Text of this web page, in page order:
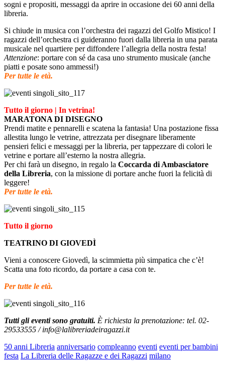
sogni e propositi, messaggi da aprire in occasione dei 60 anni della
libreria.
Si chiude in musica con l’orchestra dei ragazzi del Golfo Mistico! I
ragazzi dell’orchestra ci guideranno fuori dalla libreria in una parata
musicale nel quartiere per diffondere l’allegria della nostra festa!
Attenzione: portare con sé da casa uno strumento musicale (anche
piatti e posate sono ammessi!)
Per tutte le età.
Tutto il giorno | In vetrina!
MARATONA DI DISEGNO
Prendi matite e pennarelli e scatena la fantasia! Una postazione fissa
allestita lungo le vetrine, attrezzata per disegnare liberamente
pensieri felici e messaggi per la libreria, per tappezzare di colori le
vetrine e portare all’esterno la nostra allegria.
Per chi farà un disegno, in regalo la Coccarda di Ambasciatore
della Libreria, con la missione di portare anche fuori la felicità di
leggere!
Per tutte le età.
Tutto il giorno
TEATRINO DI GIOVEDÌ
Vieni a conoscere Giovedì, la scimmietta più simpatica che c’è!
Scatta una foto ricordo, da portare a casa con te.
Per tutte le età.
Tutti gli eventi sono gratuiti. È richiesta la prenotazione: tel. 02-
29533555 / info@lalibreriadeiragazzi.it
50 anni Libreria anniversario compleanno eventi eventi per bambini
festa La Libreria delle Ragazze e dei Ragazzi milano